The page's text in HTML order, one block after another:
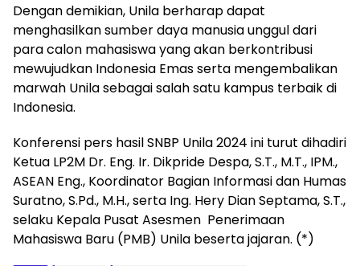
Dengan demikian, Unila berharap dapat
menghasilkan sumber daya manusia unggul dari
para calon mahasiswa yang akan berkontribusi
mewujudkan Indonesia Emas serta mengembalikan
marwah Unila sebagai salah satu kampus terbaik di
Indonesia.
Konferensi pers hasil SNBP Unila 2024 ini turut dihadiri
Ketua LP2M Dr. Eng. Ir. Dikpride Despa, S.T., M.T., IPM.,
ASEAN Eng., Koordinator Bagian Informasi dan Humas
Suratno, S.Pd., M.H., serta Ing. Hery Dian Septama, S.T.,
selaku Kepala Pusat Asesmen Penerimaan
Mahasiswa Baru (PMB) Unila beserta jajaran. (*)